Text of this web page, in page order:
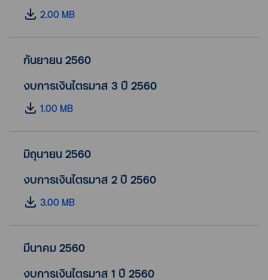
2.00 MB
กันยายน 2560
งบการเงินไตรมาส 3 ปี 2560
1.00 MB
มิถุนายน 2560
งบการเงินไตรมาส 2 ปี 2560
3.00 MB
มีนาคม 2560
งบการเงินไตรมาส 1 ปี 2560